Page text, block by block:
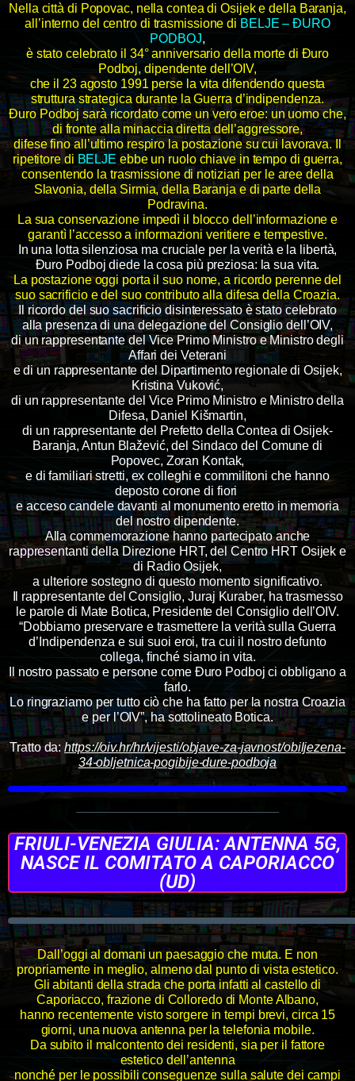
Nella città di Popovac, nella contea di Osijek e della Baranja,
all’interno del centro di trasmissione di BELJE – ĐURO
PODBOJ,
è stato celebrato il 34° anniversario della morte di Đuro
Podboj, dipendente dell’OIV,
che il 23 agosto 1991 perse la vita difendendo questa
struttura strategica durante la Guerra d’indipendenza.
Đuro Podboj sarà ricordato come un vero eroe: un uomo che,
di fronte alla minaccia diretta dell’aggressore,
difese fino all’ultimo respiro la postazione su cui lavorava. Il
ripetitore di BELJE ebbe un ruolo chiave in tempo di guerra,
consentendo la trasmissione di notiziari per le aree della
Slavonia, della Sirmia, della Baranja e di parte della
Podravina.
La sua conservazione impedì il blocco dell’informazione e
garantì l’accesso a informazioni veritiere e tempestive.
In una lotta silenziosa ma cruciale per la verità e la libertà,
Đuro Podboj diede la cosa più preziosa: la sua vita.
La postazione oggi porta il suo nome, a ricordo perenne del
suo sacrificio e del suo contributo alla difesa della Croazia.
Il ricordo del suo sacrificio disinteressato è stato celebrato
alla presenza di una delegazione del Consiglio dell’OIV,
di un rappresentante del Vice Primo Ministro e Ministro degli
Affari dei Veterani
e di un rappresentante del Dipartimento regionale di Osijek,
Kristina Vuković,
di un rappresentante del Vice Primo Ministro e Ministro della
Difesa, Daniel Kišmartin,
di un rappresentante del Prefetto della Contea di Osijek-
Baranja, Antun Blažević, del Sindaco del Comune di
Popovec, Zoran Kontak,
e di familiari stretti, ex colleghi e commilitoni che hanno
deposto corone di fiori
e acceso candele davanti al monumento eretto in memoria
del nostro dipendente.
Alla commemorazione hanno partecipato anche
rappresentanti della Direzione HRT, del Centro HRT Osijek e
di Radio Osijek,
a ulteriore sostegno di questo momento significativo.
Il rappresentante del Consiglio, Juraj Kuraber, ha trasmesso
le parole di Mate Botica, Presidente del Consiglio dell’OIV.
“Dobbiamo preservare e trasmettere la verità sulla Guerra
d’Indipendenza e sui suoi eroi, tra cui il nostro defunto
collega, finché siamo in vita.
Il nostro passato e persone come Đuro Podboj ci obbligano a
farlo.
Lo ringraziamo per tutto ciò che ha fatto per la nostra Croazia
e per l’OIV”, ha sottolineato Botica.
Tratto da:https://oiv.hr/hr/vijesti/objave-za-javnost/obiljezena-
34-obljetnica-pogibije-dure-podboja
FRIULI-VENEZIA GIULIA: ANTENNA 5G,
NASCE IL COMITATO A CAPORIACCO
(UD)
Dall’oggi al domani un paesaggio che muta. E non
propriamente in meglio, almeno dal punto di vista estetico.
Gli abitanti della strada che porta infatti al castello di
Caporiacco, frazione di Colloredo di Monte Albano,
hanno recentemente visto sorgere in tempi brevi, circa 15
giorni, una nuova antenna per la telefonia mobile.
Da subito il malcontento dei residenti, sia per il fattore
estetico dell’antenna
nonché per le possibili conseguenze sulla salute dei campi